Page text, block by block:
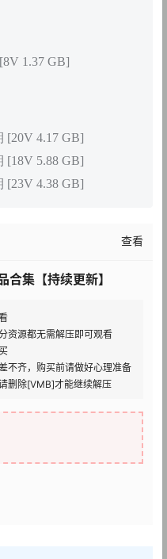
1.37 GB]
[20V 4.17 GB]
[18V 5.88 GB]
[23V 4.38 GB]
查看
集【持续更新】
资源都无需解压即可观看
不齐，购买前请做好心理准备
删除[VMB]才能继续解压